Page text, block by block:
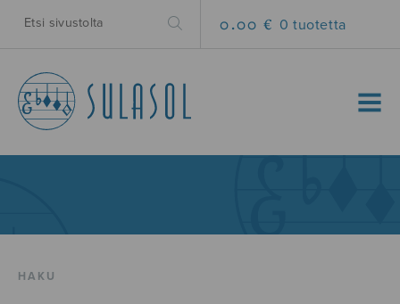
0.00 € 0 tuotetta
MENU
HAKU